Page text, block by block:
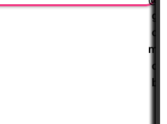
g
o
m
o
b